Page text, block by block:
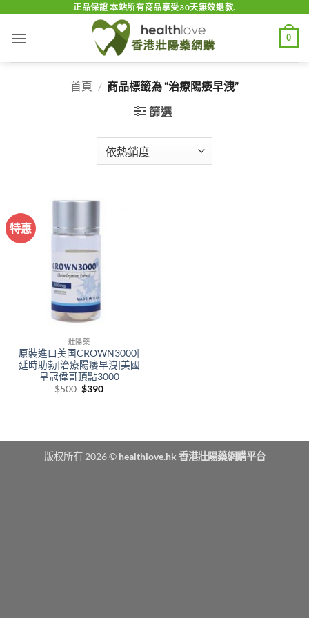
content
正品保證 本站所有商品享受30天無效退款.
0
首頁 / 商品標籤為 “治療陽痿早洩”
篩選
特惠
壯陽藥
原裝進口美国CROWN3000|
延時助勃|治療陽痿早洩|美國
皇冠偉哥頂點3000
$500 Original
$390Current
版权所有 2026 © healthlove.hk 香港壯陽藥網購平台